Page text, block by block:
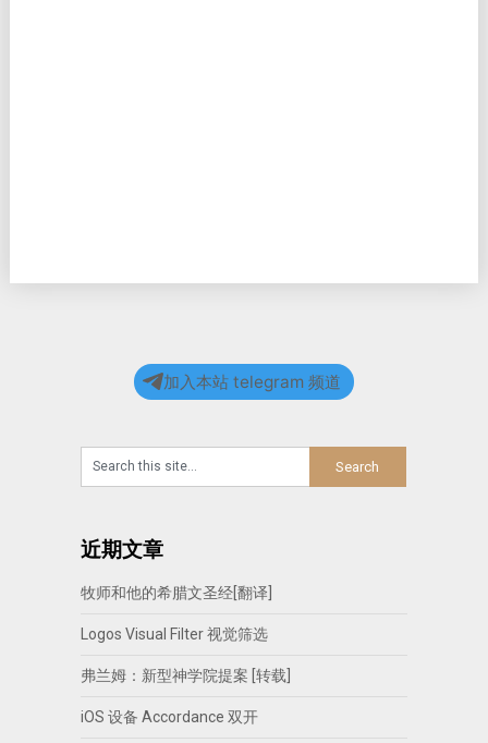
加入本站 telegram 频道
近期文章
牧师和他的希腊文圣经[翻译]
Logos Visual Filter 视觉筛选
弗兰姆：新型神学院提案 [转载]
iOS 设备 Accordance 双开